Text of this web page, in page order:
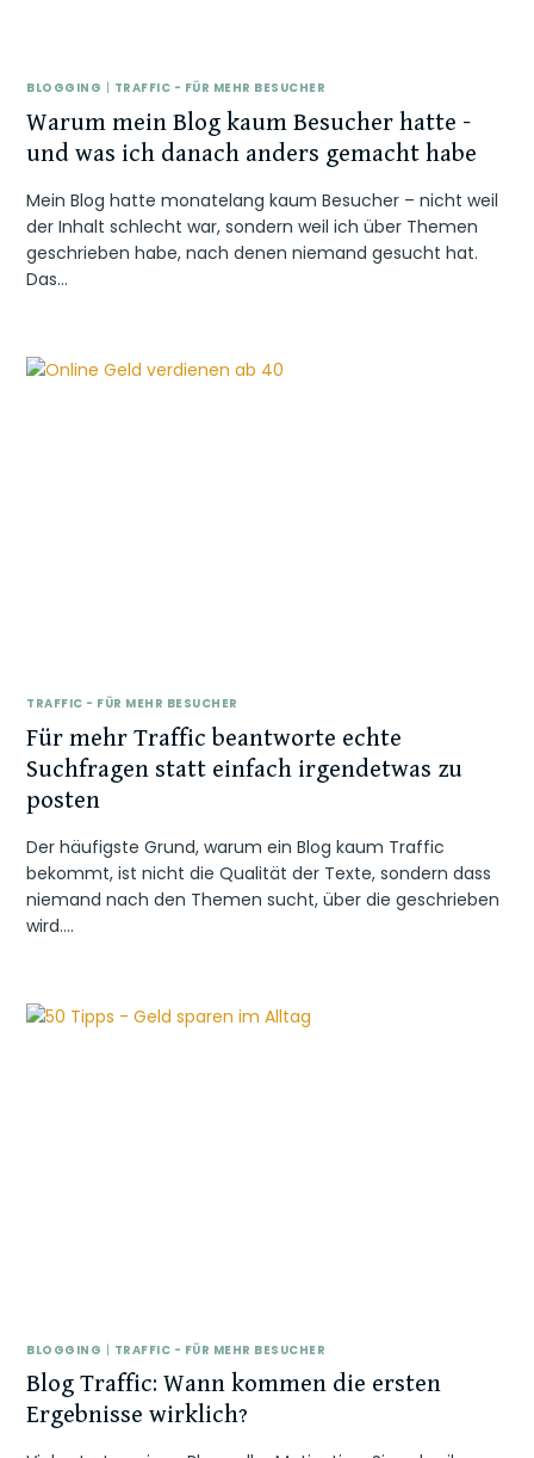
BLOGGING TRAFFIC - FÜR MEHR BESUCHER
Warum mein Blog kaum Besucher hatte –
und was ich danach anders gemacht habe
Mein Blog hatte monatelang kaum Besucher – nicht weil
der Inhalt schlecht war, sondern weil ich über Themen
geschrieben habe, nach denen niemand gesucht hat.
Das…
TRAFFIC - FÜR MEHR BESUCHER
Für mehr Traffic beantworte echte
Suchfragen statt einfach irgendetwas zu
posten
Der häufigste Grund, warum ein Blog kaum Traffic
bekommt, ist nicht die Qualität der Texte, sondern dass
niemand nach den Themen sucht, über die geschrieben
wird….
BLOGGING | TRAFFIC - FÜR MEHR BESUCHER
Blog Traffic: Wann kommen die ersten
Ergebnisse wirklich?